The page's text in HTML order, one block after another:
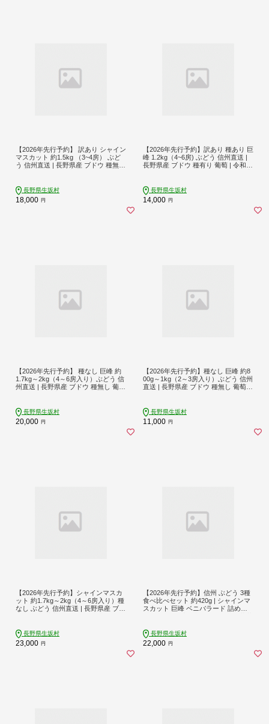
【2026年先行予約】 訳あり シャイン
マスカット 約1.5kg （3~4房） ぶど
う 信州直送 | 長野県産 ブドウ 種無し
園]長野県生坂村
18,000 円
【2026年先行予約】訳あり 種あり 巨
峰 1.2kg（4~6房) ぶどう 信州直送 |
長野県産 ブドウ 種有り 葡萄 | 令和8
長野県生坂村
14,000 円
【2026年先行予約】 種なし 巨峰 約
1.7kg～2kg（4～6房入り）ぶどう 信
州直送 | 長野県産 ブドウ 種無し 葡萄
長野県生坂村
20,000 円
【2026年先行予約】種なし 巨峰 約8
00g～1kg（2～3房入り）ぶどう 信州
直送 | 長野県産 ブドウ 種無し 葡萄 |
長野県生坂村
11,000 円
【2026年先行予約】シャインマスカ
ット 約1.7kg～2kg（4～6房入り）種
なし ぶどう 信州直送 | 長野県産 ブド
さな果樹園 ぷてぃ・べるじぇ]
長野県生坂村
23,000 円
【2026年先行予約】信州 ぶどう 3種
食べ比べセット 約420g | シャインマ
スカット 巨峰 ベニバラード 詰め合
頃順次発送予定 | 長野県 生坂村 [姫野
農園]
長野県生坂村
22,000 円